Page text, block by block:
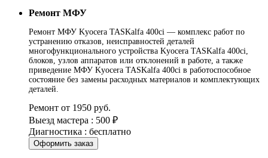
Ремонт МФУ
Ремонт МФУ Kyocera TASKalfa 400ci — комплекс работ по
устранению отказов, неисправностей деталей
многофункционального устройства Kyocera TASKalfa 400ci,
блоков, узлов аппаратов или отклонений в работе, а также
приведение МФУ Kyocera TASKalfa 400ci в работоспособное
состояние без замены расходных материалов и комплектующих
деталей.
Ремонт от 1950 руб.
Выезд мастера : 500 ₽
Диагностика : бесплатно
Оформить заказ